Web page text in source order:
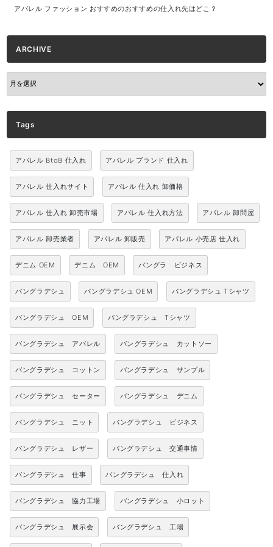
アパレル ファッション おすすめのおすすめの仕入れ先はどこ？
ARCHIVE
ARCHIVE
Tags
アパレル BtoB 仕入れ アパレル ブランド 仕入れ
アパレル 仕入れサイト アパレル 仕入れ 卸価格
アパレル 仕入れ 卸売市場 アパレル 仕入れ方法 アパレル 卸問屋
アパレル 卸売業者 アパレル 卸販売 アパレル 小売店 仕入れ
デニム OEM デニム OEM バングラ ビジネス
バングラデシュ バングラデシュ OEM バングラデシュ Tシャツ
バングラデシュ OEM バングラデシュ Tシャツ
バングラデシュ アパレル バングラデシュ カットソー
バングラデシュ コットン バングラデシュ サンプル
バングラデシュ セーター バングラデシュ デニム
バングラデシュ ニット バングラデシュ ビジネス
バングラデシュ レザー バングラデシュ 交通事情
バングラデシュ 仕事 バングラデシュ 仕入れ
バングラデシュ 協力工場 バングラデシュ 小ロット
バングラデシュ 展示会 バングラデシュ 工場